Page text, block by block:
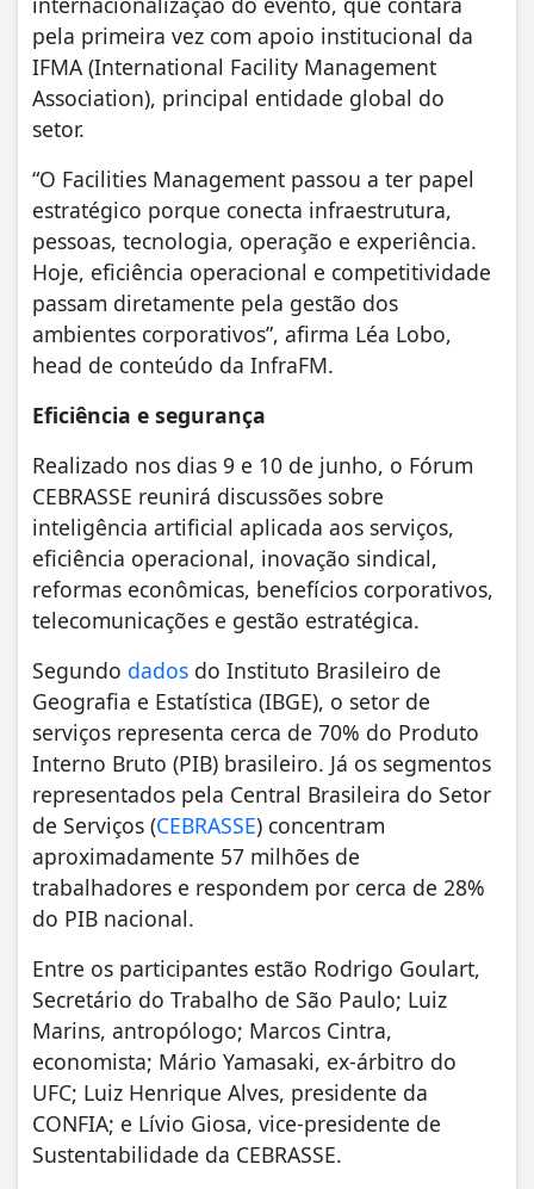
pela primeira vez com apoio institucional da
IFMA (International Facility Management
Association), principal entidade global do
setor.
“O Facilities Management passou a ter papel
estratégico porque conecta infraestrutura,
pessoas, tecnologia, operação e experiência.
Hoje, eficiência operacional e competitividade
passam diretamente pela gestão dos
ambientes corporativos”, afirma Léa Lobo,
head de conteúdo da InfraFM.
Eficiência e segurança
Realizado nos dias 9 e 10 de junho, o Fórum
CEBRASSE reunirá discussões sobre
inteligência artificial aplicada aos serviços,
eficiência operacional, inovação sindical,
reformas econômicas, benefícios corporativos,
telecomunicações e gestão estratégica.
Segundo dados do Instituto Brasileiro de
Geografia e Estatística (IBGE), o setor de
serviços representa cerca de 70% do Produto
Interno Bruto (PIB) brasileiro. Já os segmentos
representados pela Central Brasileira do Setor
de Serviços (CEBRASSE) concentram
aproximadamente 57 milhões de
trabalhadores e respondem por cerca de 28%
do PIB nacional.
Entre os participantes estão Rodrigo Goulart,
Secretário do Trabalho de São Paulo; Luiz
Marins, antropólogo; Marcos Cintra,
economista; Mário Yamasaki, ex-árbitro do
UFC; Luiz Henrique Alves, presidente da
CONFIA; e Lívio Giosa, vice-presidente de
Sustentabilidade da CEBRASSE.